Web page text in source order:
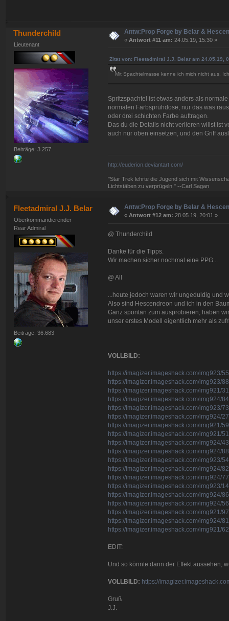
Thunderchild
Lieutenant
Beiträge: 3.257
Antw:Prop Forge by Belar &
« Antwort #11 am: 24.05.19, 15:30 »
Zitat von: Fleetadmiral J.J. Belar am 24.05.19,
Mit Spachtelmasse kenne ich mich nicht aus.
Spritzspachtel ist etwas anders als
normalen Farbsprühdose, nur das was
oder drei schichten Farbe auftragen.
Das du die Details nicht verlieren willst ist
auch nur oben einsetzen, und den Griff
http://euderion.deviantart.com/
"Star Trek lehrte die Jugend sich mit
Lichtstäben zu verprügeln." --Carl Sagan
Fleetadmiral J.J. Belar
Oberkommandierender
Rear Admiral
Beiträge: 36.683
Antw:Prop Forge by Belar &
« Antwort #12 am: 28.05.19, 20:01 »
@ Thunderchild
Danke für die Tipps.
Wir machen sicher nochmal eine PPG...
@ All
...heute jedoch waren wir ungeduldig und
Also sind Hescendreon und ich in den
Ganz spontan zum ausprobieren, haben
unser erstes Modell eigentlich mehr als
VOLLBILD:
https://imagizer.imageshack.com/img923/
https://imagizer.imageshack.com/img923/
https://imagizer.imageshack.com/img921/
https://imagizer.imageshack.com/img924/
https://imagizer.imageshack.com/img923/
https://imagizer.imageshack.com/img924/
https://imagizer.imageshack.com/img921/
https://imagizer.imageshack.com/img921/
https://imagizer.imageshack.com/img924/
https://imagizer.imageshack.com/img924/
https://imagizer.imageshack.com/img923/
https://imagizer.imageshack.com/img924/
https://imagizer.imageshack.com/img924/
https://imagizer.imageshack.com/img923/
https://imagizer.imageshack.com/img924/
https://imagizer.imageshack.com/img924/
https://imagizer.imageshack.com/img921/
https://imagizer.imageshack.com/img924/
https://imagizer.imageshack.com/img921/
EDIT:
Und so könnte dann der Effekt aussehen,
VOLLBILD: https://
Gruß
J.J.